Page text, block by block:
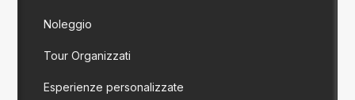
Noleggio
Tour Organizzati
Esperienze personalizzate